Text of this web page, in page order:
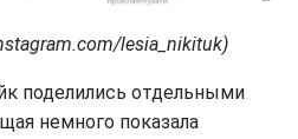
lesia_nikituk)
поделились отдельными
немного показала